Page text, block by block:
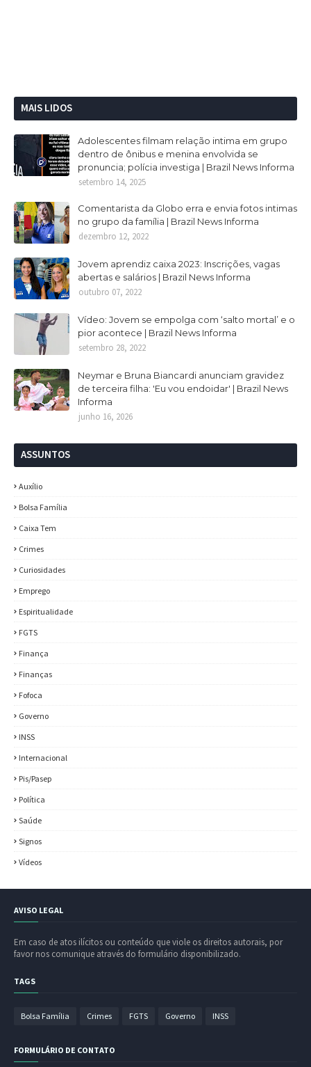
MAIS LIDOS
Adolescentes filmam relação intima em grupo
dentro de ônibus e menina envolvida se
pronuncia; polícia investiga | Brazil News Informa
setembro 14, 2025
Comentarista da Globo erra e envia fotos intimas
no grupo da família | Brazil News Informa
dezembro 12, 2022
Jovem aprendiz caixa 2023: Inscrições, vagas
abertas e salários | Brazil News Informa
outubro 07, 2022
Vídeo: Jovem se empolga com ‘salto mortal’ e o
pior acontece | Brazil News Informa
setembro 28, 2022
Neymar e Bruna Biancardi anunciam gravidez
de terceira filha: 'Eu vou endoidar' | Brazil News
Informa
junho 16, 2026
ASSUNTOS
Auxílio
Bolsa Família
Caixa Tem
Crimes
Curiosidades
Emprego
Espiritualidade
FGTS
Finança
Finanças
Fofoca
Governo
INSS
Internacional
Pis/Pasep
Política
Saúde
Signos
Vídeos
AVISO LEGAL
Em caso de atos ilícitos ou conteúdo que viole os direitos autorais, por
favor nos comunique através do formulário disponibilizado.
TAGS
Bolsa Família Crimes FGTS Governo INSS
FORMULÁRIO DE CONTATO